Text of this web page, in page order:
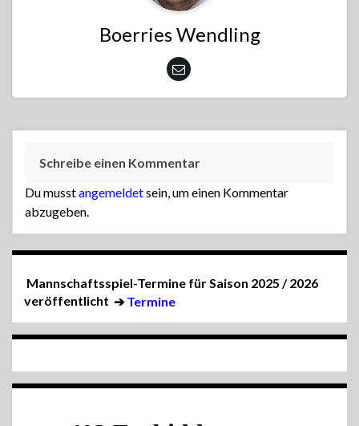
Boerries Wendling
Schreibe einen Kommentar
Du musstangemeldetsein, um einen Kommentar
abzugeben.
Mannschaftsspiel-Termine für Saison 2025 / 2026
veröffentlicht ➔Termine